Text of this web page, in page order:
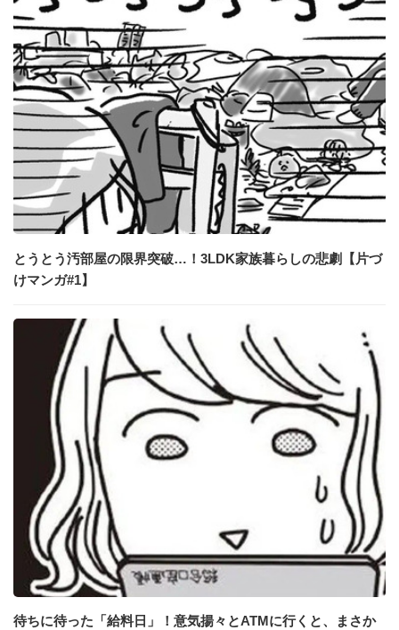
とうとう汚部屋の限界突破…！3LDK家族暮らしの悲劇【片づ
けマンガ#1】
待ちに待った「給料日」！意気揚々とATMに行くと、まさか